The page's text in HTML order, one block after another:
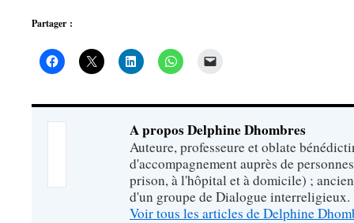
Partager :
A propos Delphine Dhombres
Auteure, professeure et oblate
d'accompagnement auprès de
prison, à l'hôpital et à domicile) ;
d'un groupe de Dialogue interreligieux.
Voir tous les articles de Delphine